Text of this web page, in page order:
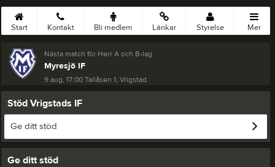
Start Kontakt Bli medlem Länkar Styrelse Mer
Nästa match för Herr A och B-lag
Myresjö IF
9 aug, 17:00Tallåsen 1, Vrigstad
Stöd Vrigstads IF
Ge ditt stöd
Ge ditt stöd